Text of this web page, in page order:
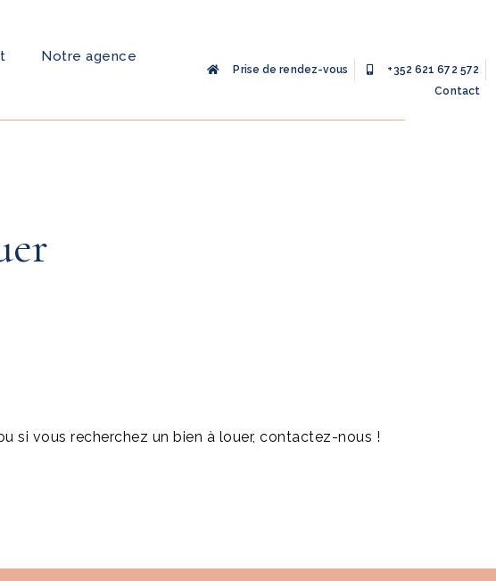
Notre agence
Prise de rendez-vous
+352 621 672 572
Contact
si vous recherchez un bien à louer, contactez-nous !